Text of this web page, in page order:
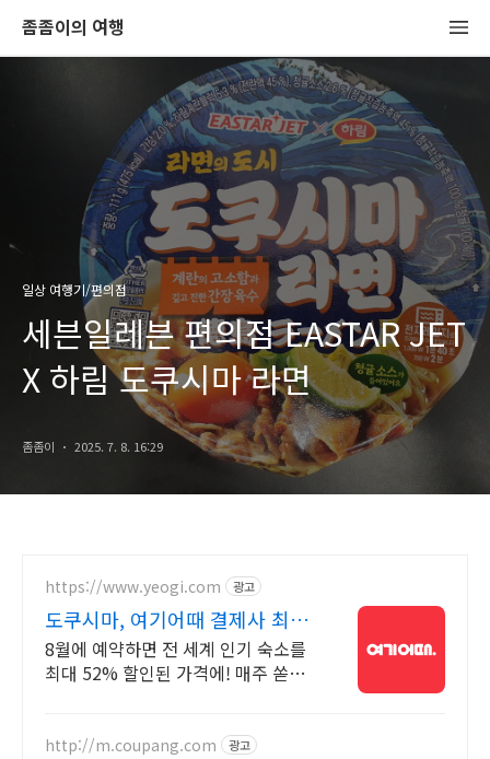
좀좀이의 여행
일상 여행기/편의점
세븐일레븐 편의점 EASTAR JET
X 하림 도쿠시마 라면
좀좀이 2025. 7. 8. 16:29
https://www.yeogi.com 광고
도쿠시마, 여기어때 결제사 최대
2만원 추가할인
8월에 예약하면 전 세계 인기 숙소를
최대 52% 할인된 가격에! 매주 쏟아
http://m.coupang.com 광고